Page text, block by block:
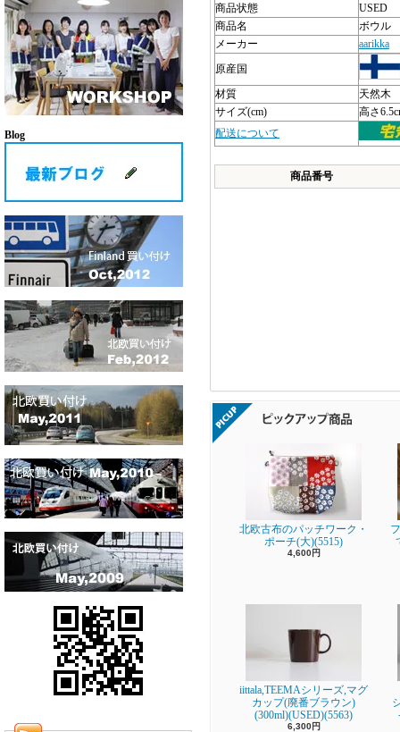
Blog
商品状態
USED
商品名
ボウル
メーカー
aarikka
原産国
材質
天然木
サイズ(cm)
高さ
配送について
商品番号
北欧古布のパッチワーク・
ポーチ(大)(5515)
4,600円
iittala,TEEMAシリーズ,マグ
カップ(廃番ブラウン)
(300ml)(USED)(5563)
6,300円